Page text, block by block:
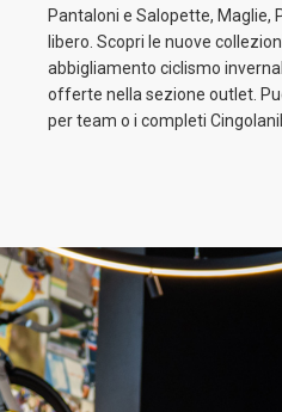
Pantaloni e Salopette, Maglie,
libero. Scopri le nuove
abbigliamento ciclismo
offerte nella sezione outlet.
per team o i completi